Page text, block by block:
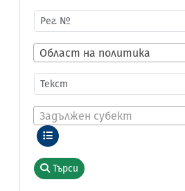
Област на политика
Задължен субект
Търси